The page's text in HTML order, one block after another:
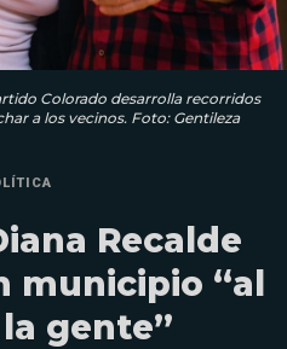
Colorado desarrolla recorridos
a los vecinos. Foto: Gentileza
Recalde
municipio “al
gente”